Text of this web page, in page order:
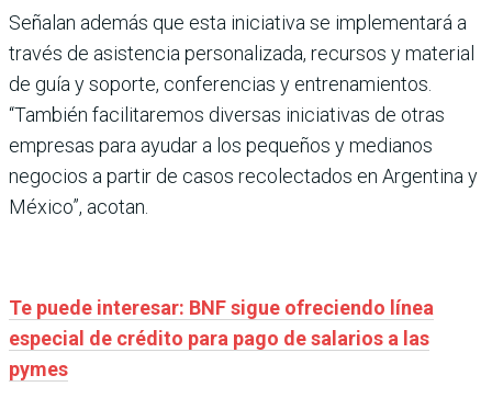
Señalan además que esta iniciativa se implementará a
través de asistencia personalizada, recursos y material
de guía y soporte, conferencias y entrenamientos.
“También facilitaremos diversas iniciativas de otras
empresas para ayudar a los pequeños y medianos
negocios a partir de casos recolectados en Argentina y
México”, acotan.
Te puede interesar: BNF sigue ofreciendo línea
especial de crédito para pago de salarios a las
pymes